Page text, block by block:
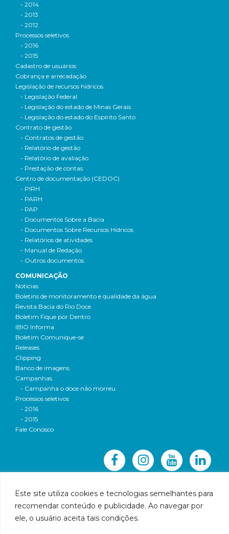
Este site utiliza cookies e tecnologias semelhantes para
recomendar conteúdo e publicidade. Ao navegar por
ele, o usuário aceita tais condições.
- 2014
- 2013
- 2012
Processos seletivos
- 2016
- 2015
Cadastro de usuários
Cobrança e arrecadação
Legislação de recursos hídricos
- Legislação Federal
- Legislação do estado de Minas Gerais
- Legislação do estado do Espírito Santo
Contrato de gestão
- Contratos de gestão
- Relatório de gestão
- Relatório de avaliação
- Prestação de contas
Centro de documentação (CEDOC)
- PIRH
- PARH
- PAP
- Documentos Sobre a Bacia
- Documentos Sobre Recursos Hídricos
- Relatórios de atividades
- Manual de Redação
- Outros documentos
COMUNICAÇÃO
Notícias
Boletins de monitoramento e qualidade da água
Revista Bacia do Rio Doce
Boletim Fique por Dentro
IBIO Informa
Boletim Comunique-se
Releases
Clipping
Banco de imagens
Campanhas
- Campanha o doce não morreu
Processos seletivos
- 2016
- 2015
Fale Conosco
© 2016 CBH-Doce - Todos os direitos reservados